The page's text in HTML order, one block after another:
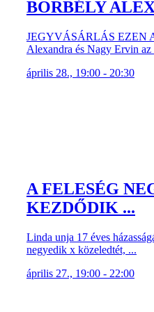
BORBÉLY
JEGYVÁSÁRLÁS EZEN
Alexandra és Nagy Ervin az
április 28., 19:00 - 20:30
A FELESÉG
KEZDŐDIK ...
Linda unja 17 éves
negyedik x közeledtét, ...
április 27., 19:00 - 22:00